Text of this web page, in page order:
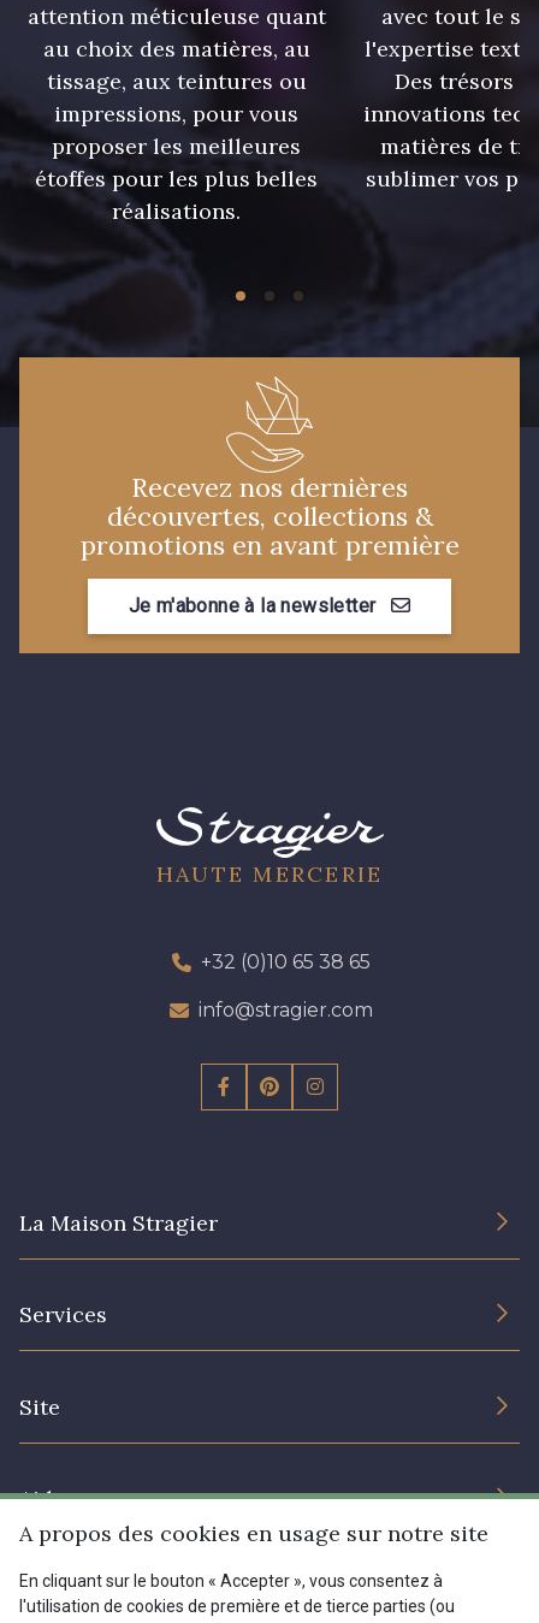
attention méticuleuse quant
au choix des matières, au
tissage, aux teintures ou
impressions, pour vous
proposer les meilleures
étoffes pour les plus belles
réalisations.
avec tout le
l'expertise
Des trésors
innovations
matières de
sublimer vos
Recevez nos dernières
découvertes, collections &
promotions en avant première
Je m'abonne à la newsletter
HAUTE MERCERIE
+32 (0)10 65 38 65
info@stragier.com
La Maison Stragier
Services
Site
Prix réduits
Magazine
Aide
Livraison : France, Belgique, International
Retours & réclamations
Menu
A propos des cookies en usage sur notre site
En cliquant sur le bouton « Accepter », vous consentez à
l'utilisation de cookies de première et de tierce parties (ou